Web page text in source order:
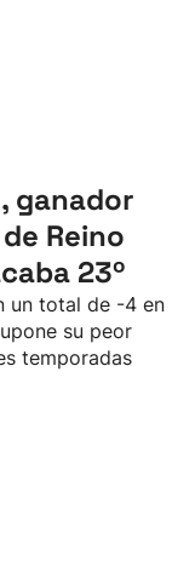
ganador
Reino
23º
un total de -4 en
su peor
temporadas